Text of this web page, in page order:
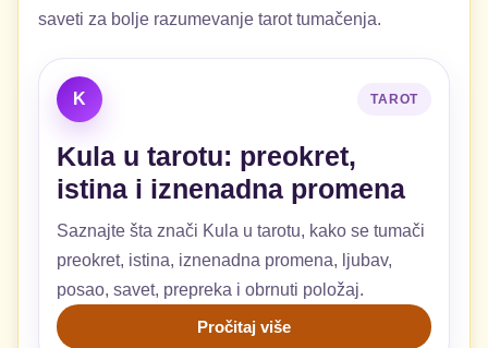
saveti za bolje razumevanje tarot tumačenja.
K TAROT
Kula u tarotu: preokret,
istina i iznenadna promena
Saznajte šta znači Kula u tarotu, kako se tumači
preokret, istina, iznenadna promena, ljubav,
posao, savet, prepreka i obrnuti položaj.
Pročitaj više